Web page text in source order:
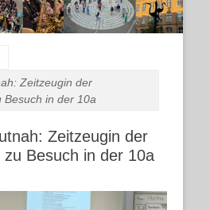
Zeitzeugin der
Besuch in der 10a
Zeitzeugin der
zu Besuch in der 10a